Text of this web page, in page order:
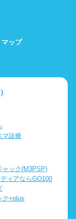
ップ
マ診療
ャック(M3PSP)
ィアならGO100
ク+plus